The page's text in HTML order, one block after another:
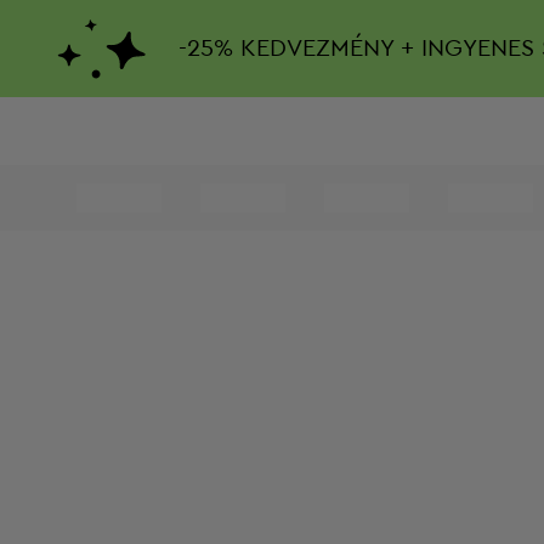
-25% KEDVEZMÉNY + INGYENES